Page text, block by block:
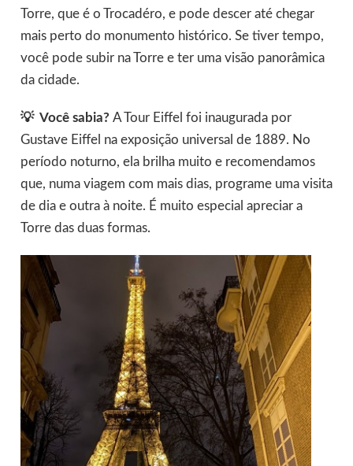
Torre, que é o Trocadéro, e pode descer até chegar
mais perto do monumento histórico. Se tiver tempo,
você pode subir na Torre e ter uma visão panorâmica
da cidade.
💡 Você sabia? A Tour Eiffel foi inaugurada por
Gustave Eiffel na exposição universal de 1889. No
período noturno, ela brilha muito e recomendamos
que, numa viagem com mais dias, programe uma visita
de dia e outra à noite. É muito especial apreciar a
Torre das duas formas.